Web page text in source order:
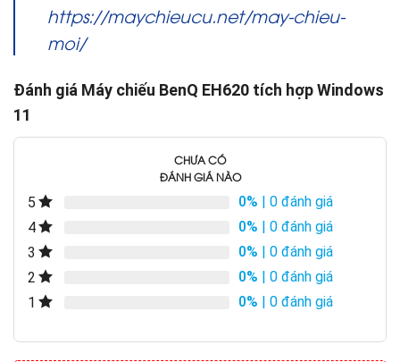
https://maychieucu.net/may-chieu-
moi/
Đánh giá Máy chiếu BenQ EH620 tích hợp Windows
11
CHƯA CÓ
ĐÁNH GIÁ NÀO
5 0% | 0 đánh giá
4
0% | 0 đánh giá
3
0% | 0 đánh giá
2
0% | 0 đánh giá
1
0% | 0 đánh giá